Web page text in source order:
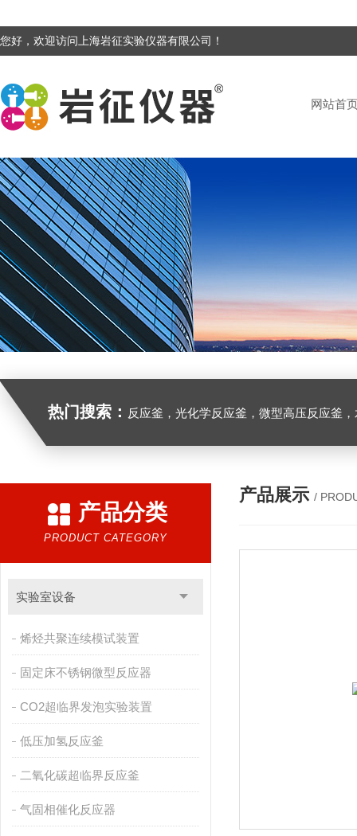
您好，欢迎访问上海岩征实验仪器有限公司！
网站首
热门搜索： 反应釜，光化学反应釜，微型高压反应釜
产品分类
PRODUCT CATEGORY
实验室设备
烯烃共聚连续模试装置
固定床不锈钢微型反应器
CO2超临界发泡实验装置
低压加氢反应釜
二氧化碳超临界反应釜
气固相催化反应器
产品展示 /